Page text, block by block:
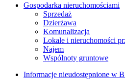
Gospodarka nieruchomościami
Sprzedaż
Dzierżawa
Komunalizacja
Lokale i nieruchomości
Najem
Wspólnoty gruntowe
Informacje nieudostępnione w